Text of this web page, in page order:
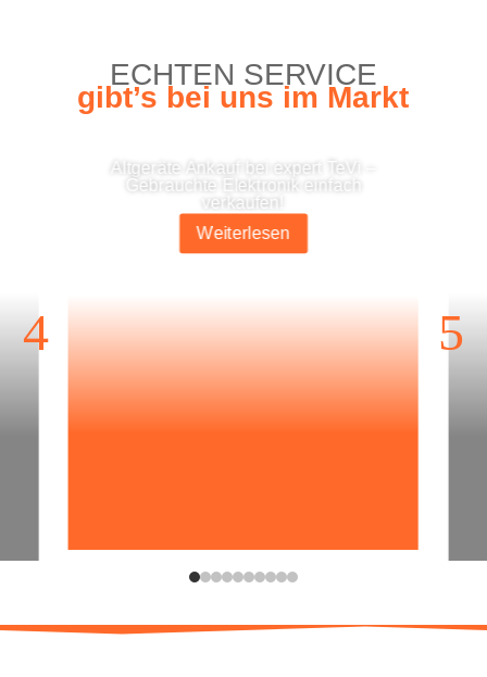
ECH­TEN SERVICE
gibt’s bei uns im Markt
Alt­ge­rä­te Ankauf bei expert TeVi –
Gebrauch­te Elek­tro­nik ein­fach
verkaufen!
Wei­ter­le­sen
4 5